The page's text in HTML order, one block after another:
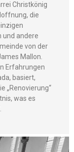
Christkönig
die
und andere
von der
Mallon.
Erfahrungen
basiert,
„Renovierung“
was es